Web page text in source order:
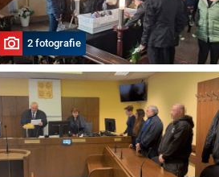
2 fotografie